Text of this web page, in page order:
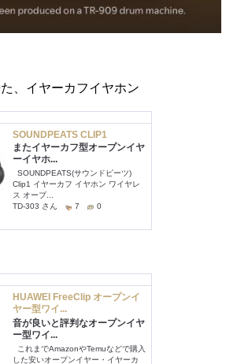
、イヤーカフイヤホン